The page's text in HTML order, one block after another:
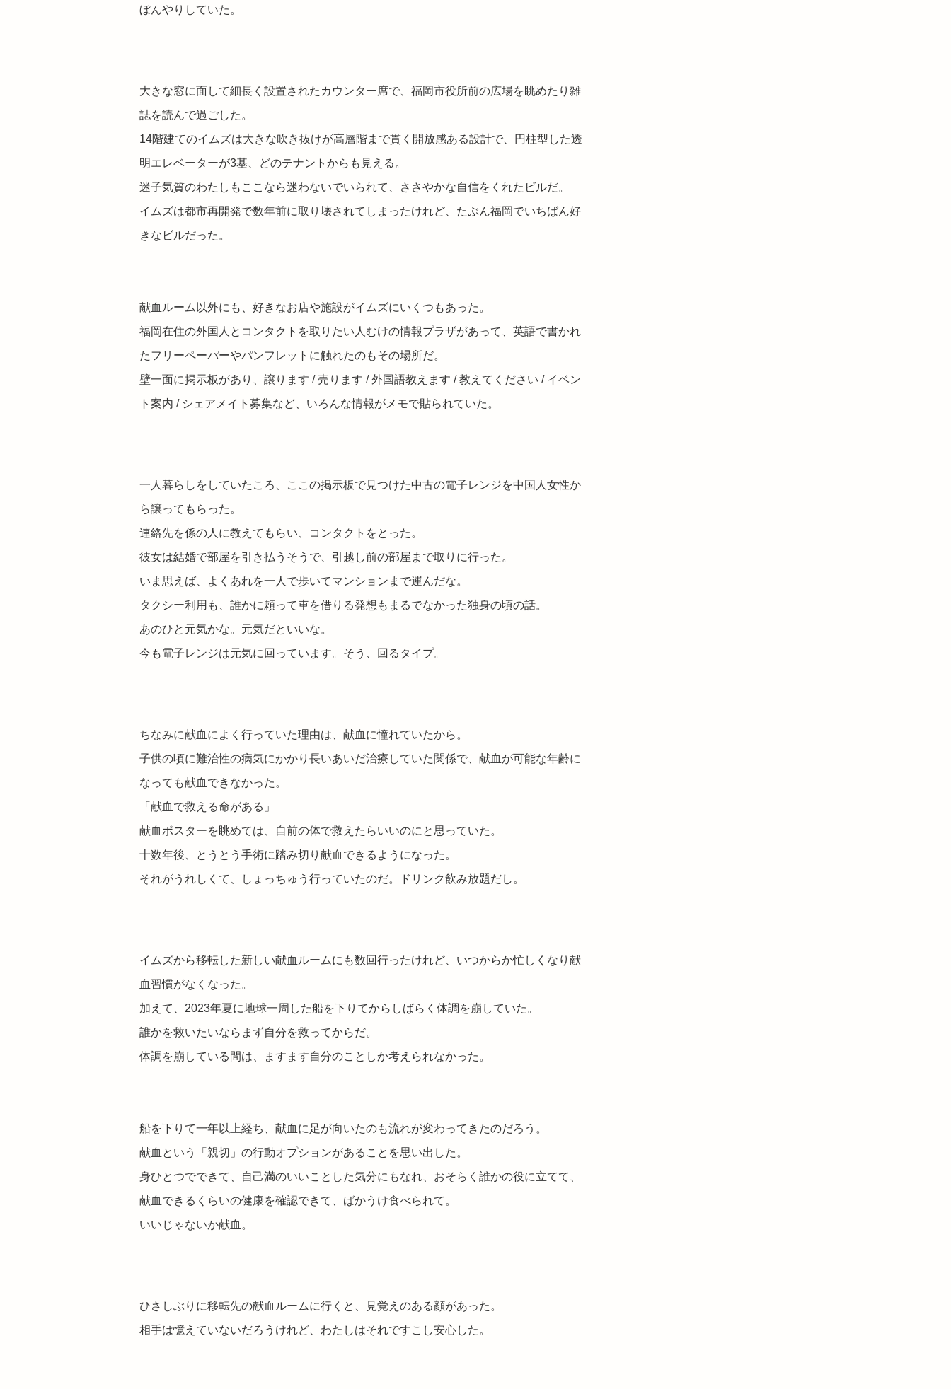
ぼんやりしていた。
大きな窓に面して細長く設置されたカウンター席で、福岡市役所前の広場を眺めたり雑
誌を読んで過ごした。
14階建てのイムズは大きな吹き抜けが高層階まで貫く開放感ある設計で、円柱型した透
明エレベーターが3基、どのテナントからも見える。
迷子気質のわたしもここなら迷わないでいられて、ささやかな自信をくれたビルだ。
イムズは都市再開発で数年前に取り壊されてしまったけれど、たぶん福岡でいちばん好
きなビルだった。
献血ルーム以外にも、好きなお店や施設がイムズにいくつもあった。
福岡在住の外国人とコンタクトを取りたい人むけの情報プラザがあって、英語で書かれ
たフリーペーパーやパンフレットに触れたのもその場所だ。
壁一面に掲示板があり、譲ります / 売ります / 外国語教えます / 教えてください / イベン
ト案内 / シェアメイト募集など、いろんな情報がメモで貼られていた。
一人暮らしをしていたころ、ここの掲示板で見つけた中古の電子レンジを中国人女性か
ら譲ってもらった。
連絡先を係の人に教えてもらい、コンタクトをとった。
彼女は結婚で部屋を引き払うそうで、引越し前の部屋まで取りに行った。
いま思えば、よくあれを一人で歩いてマンションまで運んだな。
タクシー利用も、誰かに頼って車を借りる発想もまるでなかった独身の頃の話。
あのひと元気かな。元気だといいな。
今も電子レンジは元気に回っています。そう、回るタイプ。
ちなみに献血によく行っていた理由は、献血に憧れていたから。
子供の頃に難治性の病気にかかり長いあいだ治療していた関係で、献血が可能な年齢に
なっても献血できなかった。
「献血で救える命がある」
献血ポスターを眺めては、自前の体で救えたらいいのにと思っていた。
十数年後、とうとう手術に踏み切り献血できるようになった。
それがうれしくて、しょっちゅう行っていたのだ。ドリンク飲み放題だし。
イムズから移転した新しい献血ルームにも数回行ったけれど、いつからか忙しくなり献
血習慣がなくなった。
加えて、2023年夏に地球一周した船を下りてからしばらく体調を崩していた。
誰かを救いたいならまず自分を救ってからだ。
体調を崩している間は、ますます自分のことしか考えられなかった。
船を下りて一年以上経ち、献血に足が向いたのも流れが変わってきたのだろう。
献血という「親切」の行動オプションがあることを思い出した。
身ひとつでできて、自己満のいいことした気分にもなれ、おそらく誰かの役に立てて、
献血できるくらいの健康を確認できて、ばかうけ食べられて。
いいじゃないか献血。
ひさしぶりに移転先の献血ルームに行くと、見覚えのある顔があった。
相手は憶えていないだろうけれど、わたしはそれですこし安心した。